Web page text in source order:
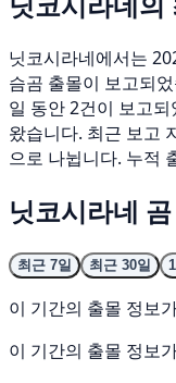
닛코시라네에서는
슴곰 출몰이 보고되
일 동안 2건이 보고
왔습니다. 최근 보고
으로 나뉩니다. 누적
닛코시라네
최근 7일 최근 30일
이 기간의 출몰 정보
이 기간의 출몰 정보